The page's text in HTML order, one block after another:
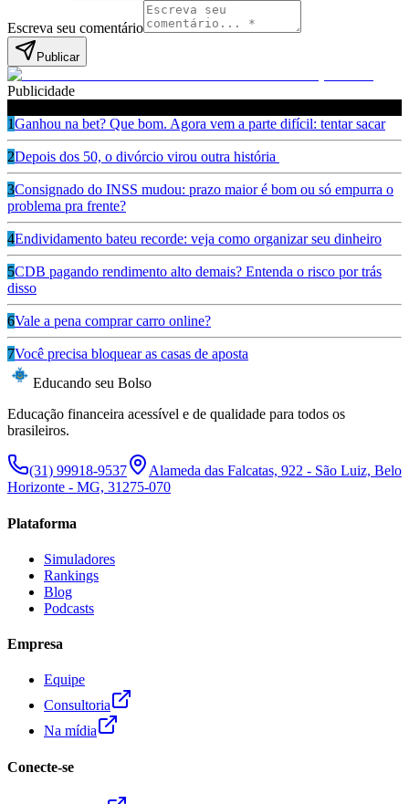
Escreva seu comentário
Publicar
Publicidade
1Ganhou na bet? Que bom. Agora vem a parte difícil: tentar sacar
2Depois dos 50, o divórcio virou outra história
3Consignado do INSS mudou: prazo maior é bom ou só empurra o
problema pra frente?
4Endividamento bateu recorde: veja como organizar seu dinheiro
5CDB pagando rendimento alto demais? Entenda o risco por trás
disso
6Vale a pena comprar carro online?
7Você precisa bloquear as casas de aposta
Educando seu Bolso
Educação financeira acessível e de qualidade para todos os
brasileiros.
(31) 99918-9537
Alameda das Falcatas, 922 - São Luiz, Belo
Horizonte - MG, 31275-070
Plataforma
Simuladores
Rankings
Blog
Podcasts
Empresa
Equipe
Consultoria
Na mídia
Conecte-se